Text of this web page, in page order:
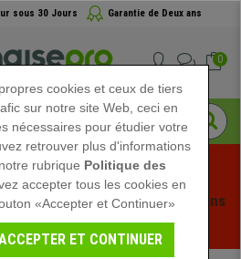
sous 30 Jours Garantie de Deux ans
0
chez Chaisepro ! Des réductions
durée limitée - Voir l'offre
cookies et ceux de tiers
sur notre site Web, ceci en
nécessaires pour étudier votre
retrouver plus d'informations
rubrique Politique des
accepter tous les cookies en
«Accepter et Continuer»
ET CONTINUER